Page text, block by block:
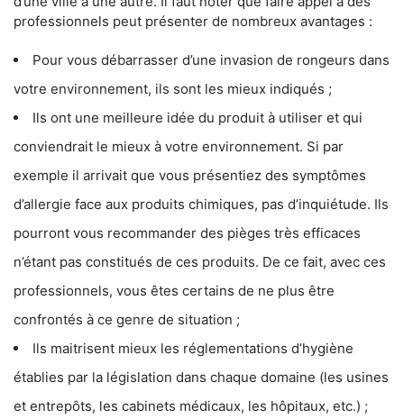
professionnels peut présenter de nombreux avantages :
Pour vous débarrasser d’une invasion de rongeurs dans
votre environnement, ils sont les mieux indiqués ;
Ils ont une meilleure idée du produit à utiliser et qui
conviendrait le mieux à votre environnement. Si par
exemple il arrivait que vous présentiez des symptômes
d’allergie face aux produits chimiques, pas d’inquiétude. Ils
pourront vous recommander des pièges très efficaces
n’étant pas constitués de ces produits. De ce fait, avec ces
professionnels, vous êtes certains de ne plus être
confrontés à ce genre de situation ;
Ils maitrisent mieux les réglementations d’hygiène
établies par la législation dans chaque domaine (les usines
et entrepôts, les cabinets médicaux, les hôpitaux, etc.) ;